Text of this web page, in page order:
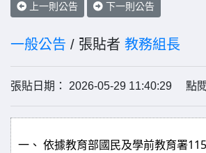
上一則公告 下一則公告
一般公告 / 張貼者 教務組長
張貼日期： 2026-05-29 11:40:29 點閱
一、 依據教育部國民及學前教育署115